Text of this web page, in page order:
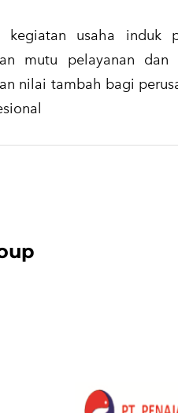
kegiatan usaha induk
mutu pelayanan dan
nilai tambah bagi